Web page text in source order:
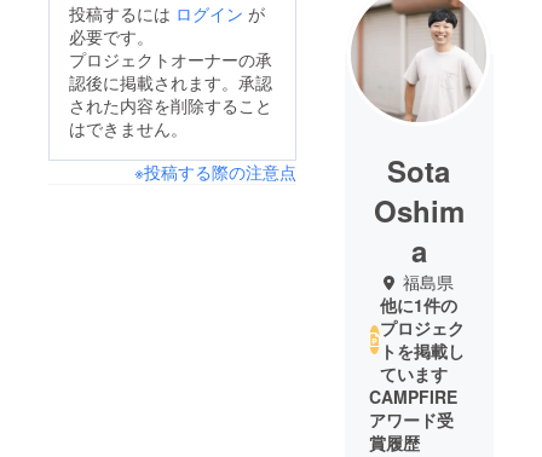
投稿するには ログイン が
必要です。
プロジェクトオーナーの承
認後に掲載されます。承認
された内容を削除すること
はできません。
※投稿する際の注意点
Sota
Oshim
a
福島県
他に1件の
プロジェク
トを掲載し
ています
CAMPFIRE
アワード受
賞履歴